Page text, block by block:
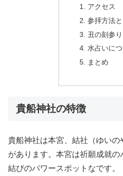
アクセス
参拝方法
丑の刻参
水占いに
まとめ
貴船神社の特徴
貴船神社は本宮、結社（ゆい
があります。本宮は祈願成就
結びのパワースポットなです。